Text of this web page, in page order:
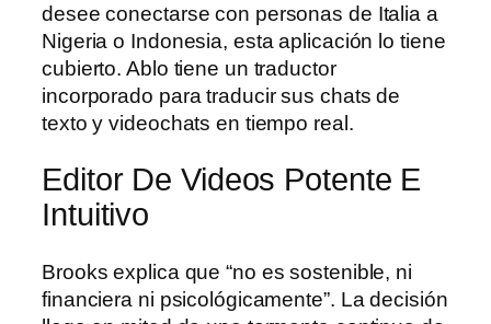
desee conectarse con personas de Italia a
Nigeria o Indonesia, esta aplicación lo tiene
cubierto. Ablo tiene un traductor
incorporado para traducir sus chats de
texto y videochats en tiempo real.
Editor De Videos Potente E
Intuitivo
Brooks explica que “no es sostenible, ni
financiera ni psicológicamente”. La decisión